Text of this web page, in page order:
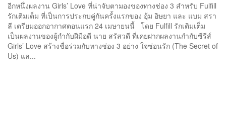
อีกหนึ่งผลงาน Girls’ Love ที่น่าจับตามองของทางช่อง 3 สำหรับ Fulfill
รักเติมเต็ม ที่เป็นการประกบคู่กันครั้งแรกของ อุ้ม อิษยา และ แบม สรา
ลี เตรียมออกอากาศตอนแรก 24 เมษายนนี้ โดย Fulfill รักเติมเต็ม
เป็นผลงานของผู้กำกับฝีมือดี นาย สรัสวดี ที่เคยฝากผลงานกำกับซีรีส์
Girls’ Love สร้างชื่อร่วมกับทางช่อง 3 อย่าง ใจซ่อนรัก (The Secret of
Us) แล...